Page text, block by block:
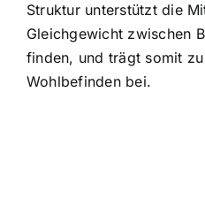
Struktur unterstützt die
Gleichgewicht zwischen
finden, und trägt somit
Wohlbefinden bei.